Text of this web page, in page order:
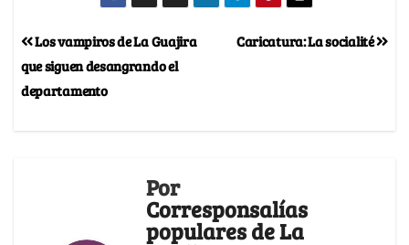
Caricatura: La socialité
Los vampiros de La Guajira
que siguen desangrando el
departamento
Por
Corresponsalías
populares de La